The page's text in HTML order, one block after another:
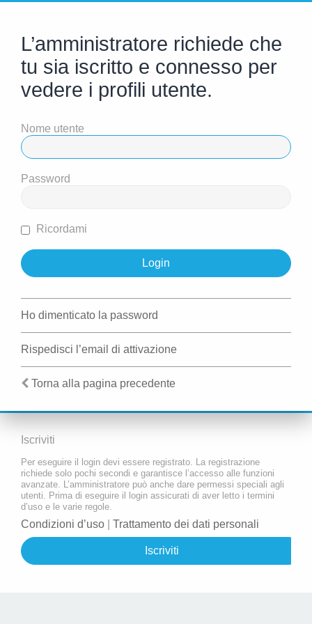
L’amministratore richiede che
tu sia iscritto e connesso per
vedere i profili utente.
Nome utente
Password
Ricordami
Ho dimenticato la password
Rispedisci l’email di attivazione
Torna alla pagina precedente
Iscriviti
Per eseguire il login devi essere registrato. La registrazione
richiede solo pochi secondi e garantisce l’accesso alle funzioni
avanzate. L’amministratore può anche dare permessi speciali agli
utenti. Prima di eseguire il login assicurati di aver letto i termini
d’uso e le varie regole.
Condizioni d’uso Trattamento dei dati personali
Iscriviti